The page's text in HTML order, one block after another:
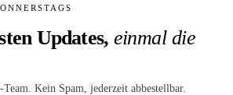
Updates, einmal die
Kein Spam, jederzeit abbestellbar.